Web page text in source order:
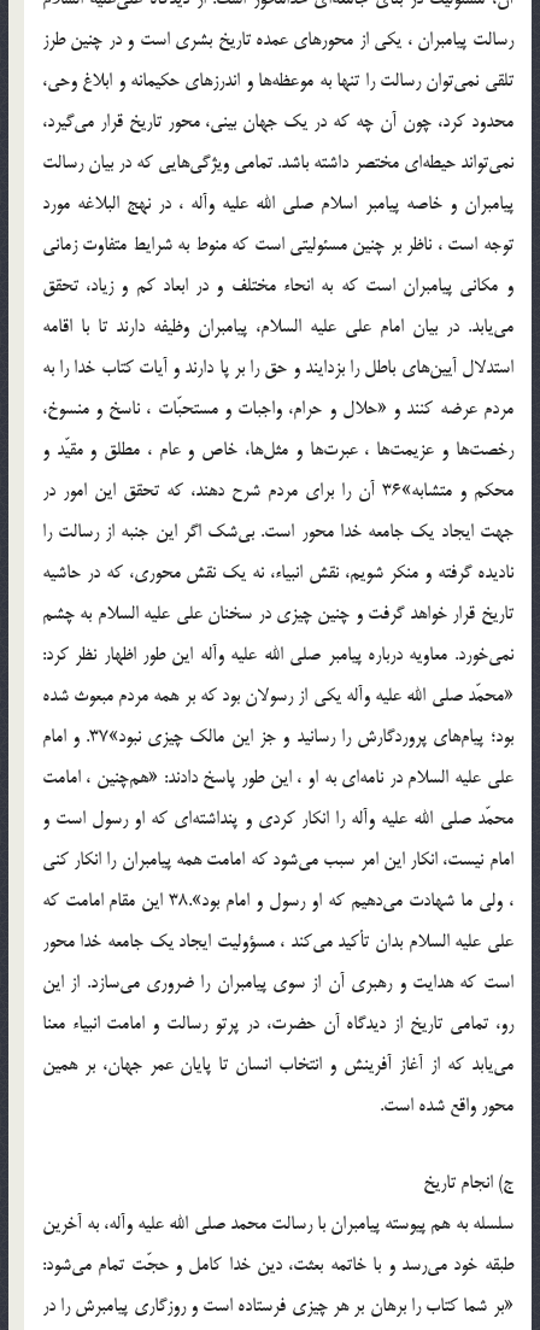
رسالت پيامبران ، يكى از محورهاى عمده تاريخ بشرى است و در چنين طرز
تلقى نمى‌توان رسالت را تنها به موعظه‌ها و اندرزهاى حكيمانه و ابلاغ وحى،
محدود كرد، چون آن چه كه در يك جهان بينى، محور تاريخ قرار مى‌گيرد،
نمى‌تواند حيطه‌اى مختصر داشته باشد. تمامى ويژگى‌هايى كه در بيان رسالت
پيامبران و خاصه پيامبر اسلام صلى الله عليه وآله ، در نهج البلاغه مورد
توجه است ، ناظر بر چنين مسئوليتى است كه منوط به شرايط متفاوت زمانى
و مكانى پيامبران است كه به انحاء مختلف و در ابعاد كم و زياد، تحقق
مى‌يابد. در بيان امام على‌ عليه السلام، پيامبران وظيفه دارند تا با اقامه
استدلال آيين‌هاى باطل را بزدايند و حق را بر پا دارند و آيات كتاب خدا را به
مردم عرضه كنند و «حلال و حرام، واجبات و مستحبّات ، ناسخ و منسوخ،
رخصت‌ها و عزيمت‌ها ، عبرت‌ها و مثل‌ها، خاص و عام ، مطلق و مقيّد و
محكم و متشابه»36 آن را براى مردم شرح دهند، كه تحقق اين امور در
جهت ايجاد يك جامعه خدا محور است. بى‌شك اگر اين جنبه از رسالت را
ناديده گرفته و منكر شويم، نقش انبياء، نه يك نقش محورى، كه در حاشيه
تاريخ قرار خواهد گرفت و چنين چيزى در سخنان على ‌عليه السلام به چشم
نمى‌خورد. معاويه درباره پيامبر صلى الله عليه وآله اين طور اظهار نظر كرد:
«محمّد صلى الله عليه وآله يكى از رسولان بود كه بر همه مردم مبعوث شده
بود؛ پيام‌هاى پروردگارش را رسانيد و جز اين مالك چيزى نبود»37. و امام
على‌ عليه السلام در نامه‌اى به او ، اين طور پاسخ دادند: «هم‌چنين ، امامت
محمّد صلى الله عليه وآله را انكار كردى و پنداشته‌اى كه او رسول است و
امام نيست، انكار اين امر سبب مى‌شود كه امامت همه پيامبران را انكار كنى
، ولى ما شهادت مى‌دهيم كه او رسول و امام بود».38 اين مقام امامت كه
على‌ عليه السلام بدان تأكيد مى‌كند ، مسؤوليت ايجاد يك جامعه خدا محور
است كه هدايت و رهبرى آن از سوى پيامبران را ضرورى مى‌سازد. از اين
رو، تمامى تاريخ از ديدگاه آن حضرت، در پرتو رسالت و امامت انبياء معنا
مى‌يابد كه از آغاز آفرينش و انتخاب انسان تا پايان عمر جهان، بر همين
محور واقع شده است.
ج) انجام تاريخ‌
سلسله به هم پيوسته پيامبران با رسالت محمد صلى الله عليه وآله، به آخرين
طبقه خود مى‌رسد و با خاتمه بعثت، دين خدا كامل و حجّت تمام مى‌شود:
«بر شما كتاب را برهان بر هر چيزى فرستاده است و روزگارى پيامبرش را در